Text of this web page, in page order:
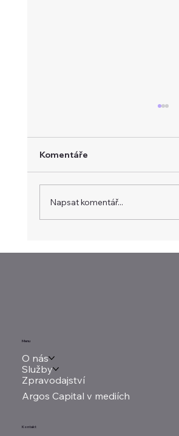
Menu
O nás
Služby
Zpravodajství
Argos Capital v mediích
Kontakt
Komentáře
Napsat komentář...